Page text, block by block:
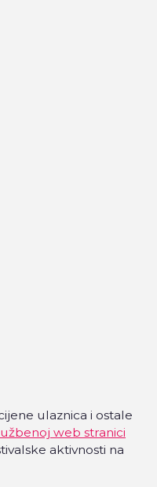
ulaznica i ostale
web stranici
aktivnosti na